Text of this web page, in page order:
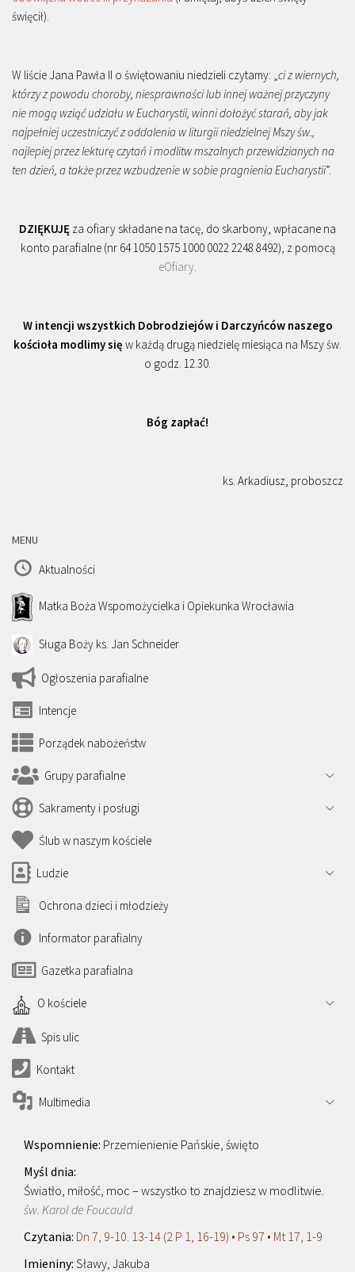
święcił).
W liście Jana Pawła II o świętowaniu niedzieli czytamy: „ci z wiernych,
którzy z powodu choroby, niesprawności lub innej ważnej przyczyny
nie mogą wziąć udziału w Eucharystii, winni dołożyć starań, aby jak
najpełniej uczestniczyć z oddalenia w liturgii niedzielnej Mszy św.,
najlepiej przez lekturę czytań i modlitw mszalnych przewidzianych na
ten dzień, a także przez wzbudzenie w sobie pragnienia Eucharystii”.
DZIĘKUJĘ za ofiary składane na tacę, do skarbony, wpłacane na
konto parafialne (nr 64 1050 1575 1000 0022 2248 8492), z pomocą
eOfiary.
W intencji wszystkich Dobrodziejów i Darczyńców naszego
kościoła modlimy się w każdą drugą niedzielę miesiąca na Mszy św.
o godz. 12.30.
Bóg zapłać!
ks. Arkadiusz, proboszcz
MENU
Aktualności
Matka Boża Wspomożycielka i Opiekunka Wrocławia
Sługa Boży ks. Jan Schneider
Ogłoszenia parafialne
Intencje
Porządek nabożeństw
Grupy parafialne
Sakramenty i posługi
Ślub w naszym kościele
Ludzie
Ochrona dzieci i młodzieży
Informator parafialny
Gazetka parafialna
O kościele
Spis ulic
Kontakt
Multimedia
Przemienienie Pańskie, święto
Światło, miłość, moc – wszystko to znajdziesz w modlitwie.
św. Karol de Foucauld
Dn 7, 9-10. 13-14 (2 P 1, 16-19) • Ps 97 • Mt 17, 1-9
Sławy, Jakuba